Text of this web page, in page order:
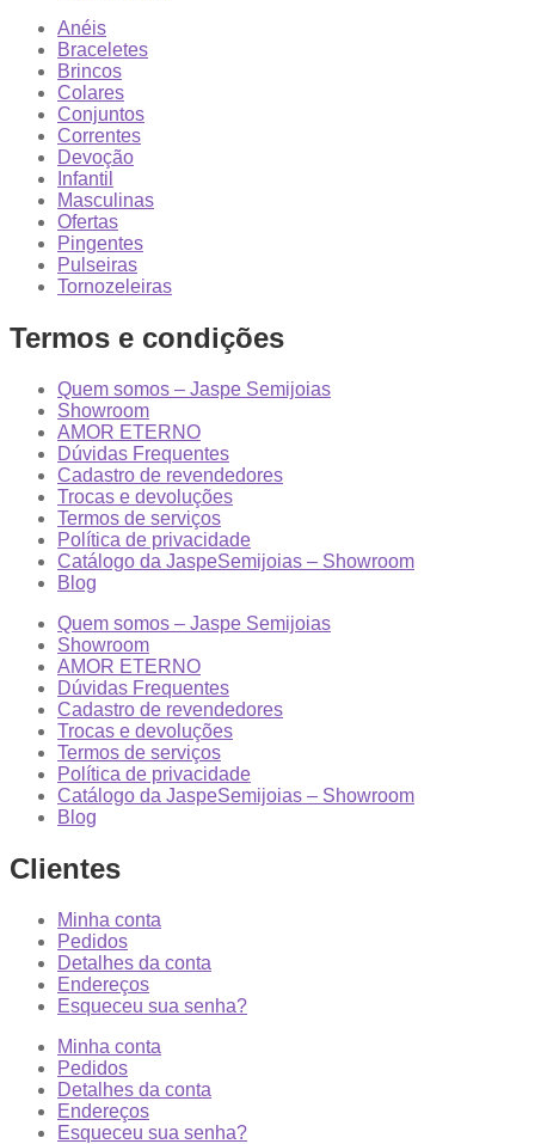
Anéis
Braceletes
Brincos
Colares
Conjuntos
Correntes
Devoção
Infantil
Masculinas
Ofertas
Pingentes
Pulseiras
Tornozeleiras
Termos e condições
Quem somos – Jaspe Semijoias
Showroom
AMOR ETERNO
Dúvidas Frequentes
Cadastro de revendedores
Trocas e devoluções
Termos de serviços
Política de privacidade
Catálogo da JaspeSemijoias – Showroom
Blog
Quem somos – Jaspe Semijoias
Showroom
AMOR ETERNO
Dúvidas Frequentes
Cadastro de revendedores
Trocas e devoluções
Termos de serviços
Política de privacidade
Catálogo da JaspeSemijoias – Showroom
Blog
Clientes
Minha conta
Pedidos
Detalhes da conta
Endereços
Esqueceu sua senha?
Minha conta
Pedidos
Detalhes da conta
Endereços
Esqueceu sua senha?